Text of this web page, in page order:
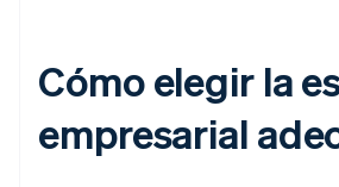
Cómo elegir la
empresarial